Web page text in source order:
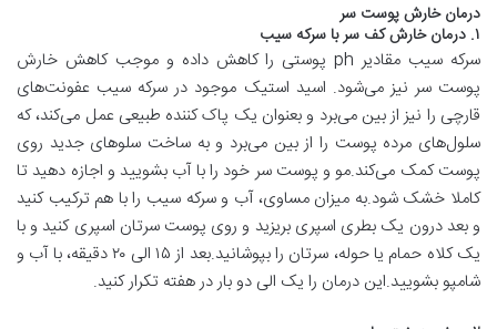
درمان خارش پوست سر
۱. درمان خارش کف سر با سرکه سیب
سرکه سیب مقادیر ph پوستی را کاهش داده و موجب کاهش خارش
پوست سر نیز می‌شود. اسید استیک موجود در سرکه سیب عفونت‌های
قارچی را نیز از بین می‌برد و بعنوان یک پاک کننده طبیعی عمل می‌کند، که
سلول‌های مرده پوست را از بین می‌برد و به ساخت سلو‌های جدید روی
پوست کمک می‌کند.مو و پوست سر خود را با آب بشویید و اجازه دهید تا
کاملا خشک شود.به میزان مساوی، آب و سرکه سیب را با هم ترکیب کنید
و بعد درون یک بطری اسپری بریزید و روی پوست سرتان اسپری کنید و با
یک کلاه حمام یا حوله، سرتان را بپوشانید.بعد از ۱۵ الی ۲۰ دقیقه، با آب و
شامپو بشویید.این درمان را یک الی دو بار در هفته تکرار کنید.